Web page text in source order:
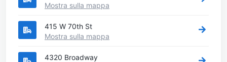
Mostra sulla mappa
415 W 70th St
Mostra sulla mappa
4320 Broadway